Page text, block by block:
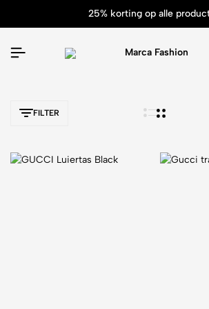
25% korting op alle
FILTER